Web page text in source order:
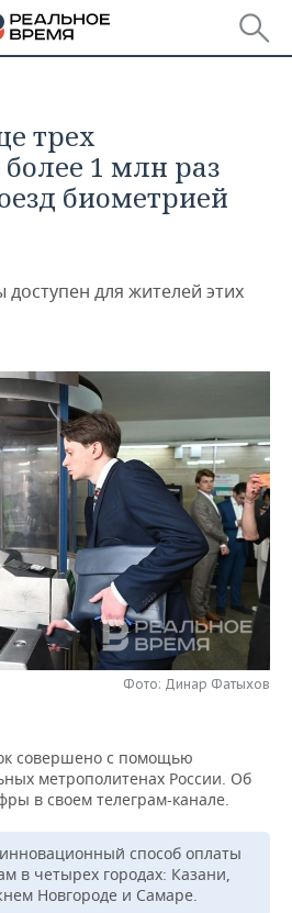
ПФО
трех
1 млн раз
биометрией
для жителей этих
Фото: Динар Фатыхов
совершено с помощью
метрополитенах России. Об
в своем телеграм-канале.
способ оплаты
в четырех городах: Казани,
Новгороде и Самаре.